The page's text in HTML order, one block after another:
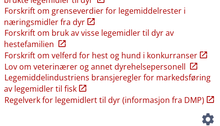
Forskrift om grenseverdier for legemiddelrester i
næringsmidler fra dyr
Forskrift om bruk av visse legemidler til dyr av
hestefamilien
Forskrift om velferd for hest og hund i konkurranser
Lov om veterinærer og annet dyrehelsepersonell
Legemiddelindustriens bransjeregler for markedsføring
av legemidler til fisk
Regelverk for legemidlert til dyr (informasjon fra DMP)